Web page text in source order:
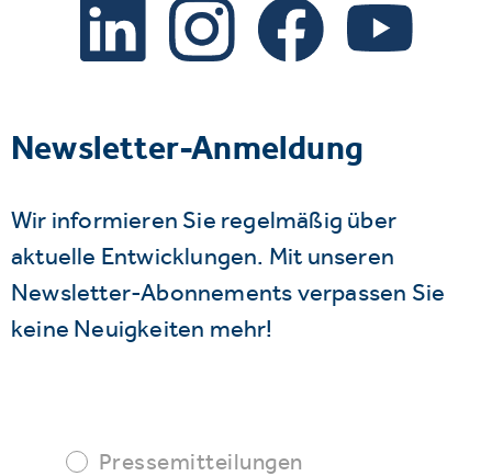
Newsletter-Anmeldung
Wir informieren Sie regelmäßig über
aktuelle Entwicklungen. Mit unseren
Newsletter-Abonnements verpassen Sie
keine Neuigkeiten mehr!
Pressemitteilungen